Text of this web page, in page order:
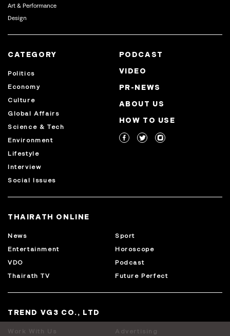
Art & Performance
Design
CATEGORY
Politics
Economy
Culture
Global Affairs
Science & Tech
Environment
Lifestyle
Interview
Social Issues
PODCAST
VIDEO
PR-NEWS
ABOUT US
HOW TO USE
THAIRATH ONLINE
News
Sport
Entertainment
Horoscope
VDO
Podcast
Thairath TV
Future Perfect
TREND VG3 CO., LTD
Work With Us Advertising